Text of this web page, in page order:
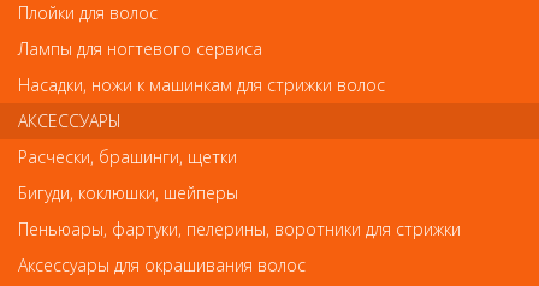
Код
Обратите внимание
Внешний вид товара «Ermila Плойка керам. с терморегулятором
25мм Curlissima» может отличаться от фотографий на сайте.
Несовпадение внешнего вида и комплектности реального
Плойки для волос
Лампы для ногтевого сервиса
Насадки, ножи к машинкам для стрижки волос
АКСЕССУАРЫ
Расчески, брашинги, щетки
Бигуди, коклюшки, шейперы
Пеньюары, фартуки, пелерины, воротники для стрижки
Аксессуары для окрашивания волос